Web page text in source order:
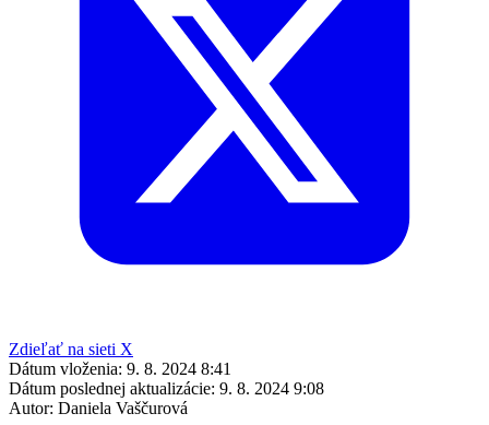
Zdieľať na sieti X
Dátum vloženia: 9. 8. 2024 8:41
Dátum poslednej aktualizácie: 9. 8. 2024 9:08
Autor: Daniela Vaščurová